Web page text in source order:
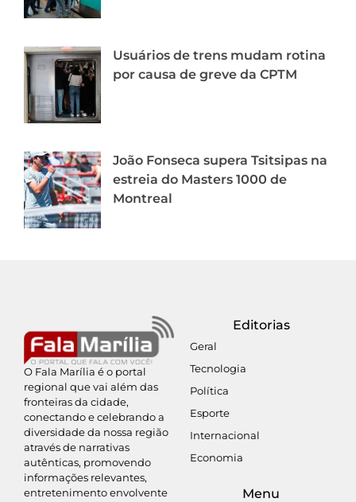
Usuários de trens mudam rotina
por causa de greve da CPTM
João Fonseca supera Tsitsipas na
estreia do Masters 1000 de
Montreal
O Fala Marília é o portal
regional que vai além das
fronteiras da cidade,
conectando e celebrando a
diversidade da nossa região
através de narrativas
autênticas, promovendo
informações relevantes,
entretenimento envolvente
Editorias
Geral
Tecnologia
Política
Esporte
Internacional
Economia
Menu